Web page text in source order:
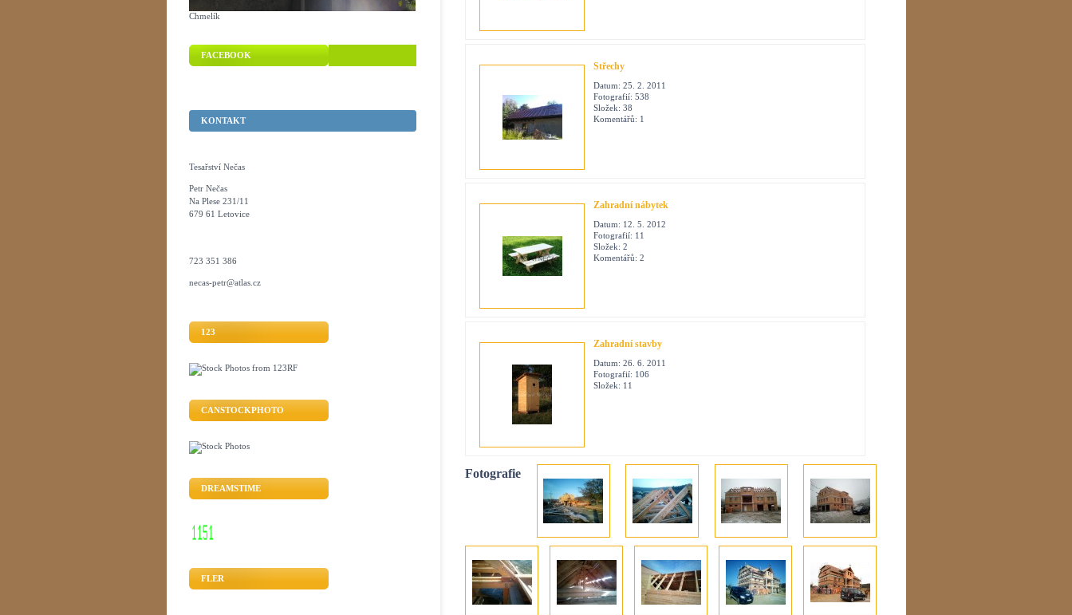
Střechy
Datum: 25. 2. 2011
Fotografií: 538
Složek: 38
Komentářů: 1
Zahradní nábytek
Datum: 12. 5. 2012
Fotografií: 11
Složek: 2
Komentářů: 2
Zahradní stavby
Datum: 26. 6. 2011
Fotografií: 106
Složek: 11
Fotografie
Chmelík
FACEBOOK
KONTAKT
Tesařství Nečas
Petr Nečas
Na Plese 231/11
679 61 Letovice
723 351 386
necas-petr@atlas.cz
123
CANSTOCKPHOTO
DREAMSTIME
FLER